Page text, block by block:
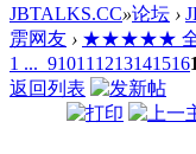
JBTALKS.CC»论坛 ›
雳网友 › ★★★★★ 全
1 ... 91011 1213141516
返回列表